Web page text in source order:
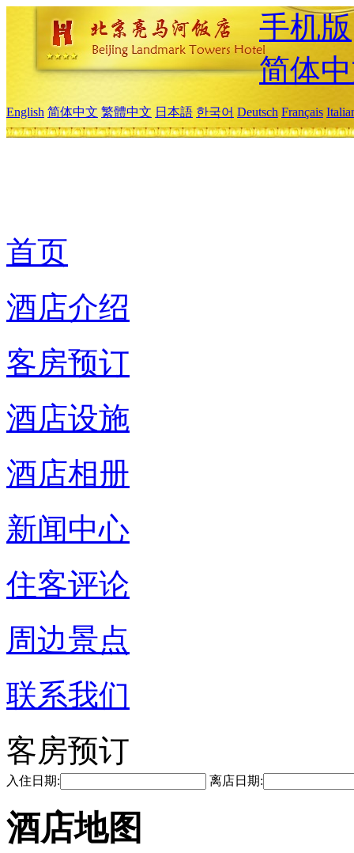
手机版
简体
English 简体中文 繁體中文 日本語 한국어 Deutsch Français
首页
酒店介绍
客房预订
酒店设施
酒店相册
新闻中心
住客评论
周边景点
联系我们
客房预订
入住日期: 离店日期:
酒店地图